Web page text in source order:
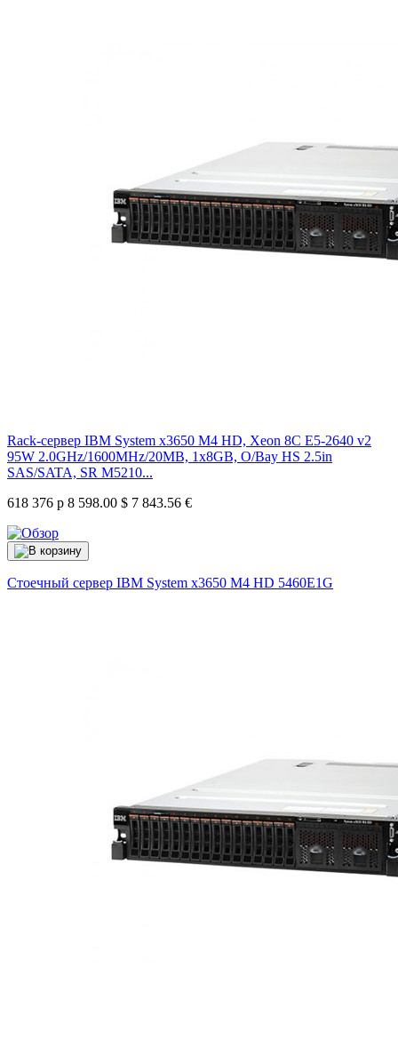
Rack-сервер IBM System x3650 M4 HD, Xeon 8C E5-2640 v2
95W 2.0GHz/1600MHz/20MB, 1x8GB, O/Bay HS 2.5in
SAS/SATA, SR M5210...
618 376 р 8 598.00 $ 7 843.56 €
Стоечный сервер IBM System x3650 M4 HD 5460E1G